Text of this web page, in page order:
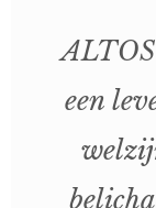
een